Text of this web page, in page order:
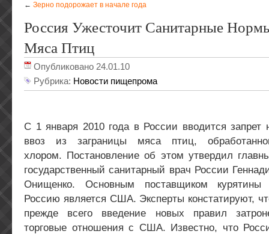
← Зерно подорожает в начале года
Россия Ужесточит Санитарные
Мяса Птиц
Опубликовано 24.01.10
Рубрика: Новости пищепрома
С 1 января 2010 года в России вводится запрет
ввоз из заграницы мяса птиц,
хлором. Постановление об этом утвердил
государственный санитарный врач России
Онищенко. Основным поставщиком курятины
Россию является США. Эксперты констатируют,
прежде всего введение новых правил
торговые отношения с США. Известно, что